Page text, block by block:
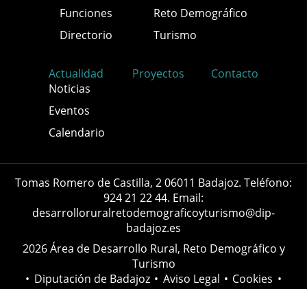
Funciones
Directorio
Reto Demográfico
Turismo
Actualidad
Noticias
Eventos
Calendario
Proyectos Contacto
Tomas Romero de Castilla, 2 06011 Badajoz. Teléfono:
924 21 22 44. Email:
desarrolloruralretodemograficoyturismo@dip-
badajoz.es
2026 Área de Desarrollo Rural, Reto Demográfico y
Turismo
• Diputación de Badajoz • Aviso Legal • Cookies •